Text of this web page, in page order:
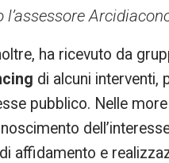
ha ricevuto da
di alcuni interventi,
pubblico. Nelle
affidamento e